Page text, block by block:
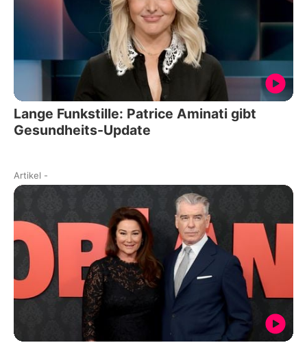
Lange Funkstille: Patrice Aminati gibt
Gesundheits-Update
Artikel -